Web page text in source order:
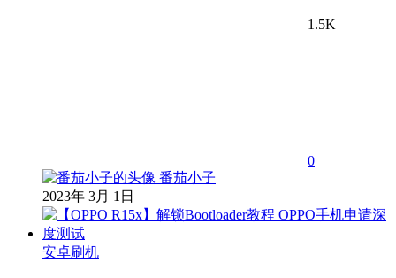
1.5K
0
番茄小子
2023年 3月 1日
安卓刷机